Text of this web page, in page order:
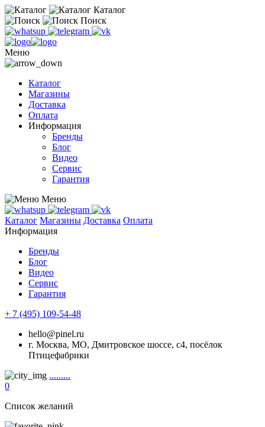
Каталог
Поиск
Меню
Каталог
Магазины
Доставка
Оплата
Информация
Бренды
Блог
Видео
Сервис
Гарантия
Меню
Каталог Магазины Доставка Оплата
Информация
Бренды
Блог
Видео
Сервис
Гарантия
+ 7 (495) 109-54-48
hello@pinel.ru
г. Москва, МО, Дмитровское шоссе, с4, посёлок
Птицефабрики
.........
0
Список желаний